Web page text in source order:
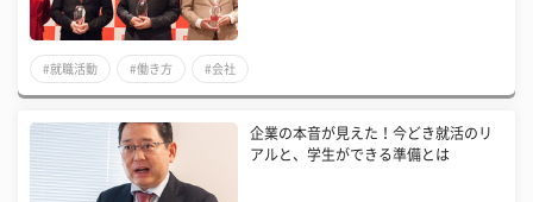
#就職活動 #働き方 #会社
企業の本音が見えた！今どき就活のリ
アルと、学生ができる準備とは